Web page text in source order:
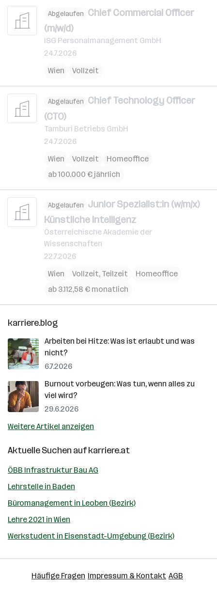
Abgelaufen Chief Commercial Officer
(m/w/d)
ISG Personalmanagement GmbH
24.7.2026
Wien
Vollzeit
Abgelaufen Chief Technology Officer
(CTO)
Tamburi Betriebs GmbH
24.7.2026
Wien
Vollzeit
Homeoffice
ab 100.000 € jährlich
Abgelaufen Junior Spezialist:in (w/m/x)
Künstliche Intelligenz
Österreichische Akademie der
Wissenschaften
22.7.2026
Wien
Vollzeit, Teilzeit
Homeoffice
ab 3.112,58 € monatlich
karriere.blog
Arbeiten bei Hitze: Was ist erlaubt und was
nicht?
6.7.2026
Burnout vorbeugen: Was tun, wenn alles zu
viel wird?
29.6.2026
Weitere Artikel anzeigen
Aktuelle Suchen aufkarriere.at
ÖBB Infrastruktur Bau AG
Lehrstelle in Baden
Büromanagement in Leoben (Bezirk)
Lehre 2021 in Wien
Werkstudent in Eisenstadt-Umgebung (Bezirk)
Häufige Fragen Impressum & Kontakt AGB